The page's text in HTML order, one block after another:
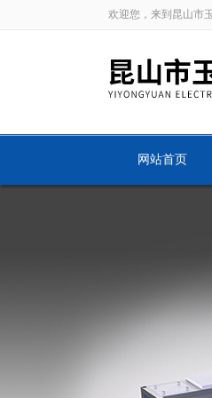
欢迎您，来到昆山市
网站首页